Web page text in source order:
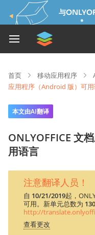
与
首页 移动应用程序
应用程序（Android 版）可
本文由AI翻译
ONLYOFFICE 文
用语言
注意翻译人员！
自 10/21/2019起，
可用。新单元总数为 130
http://
查看更改